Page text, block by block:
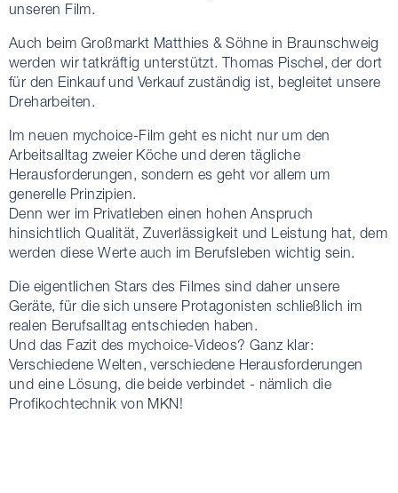
unseren Film.
Auch beim Großmarkt Matthies & Söhne in Braunschweig
werden wir tatkräftig unterstützt. Thomas Pischel, der dort
für den Einkauf und Verkauf zuständig ist, begleitet unsere
Dreharbeiten.
Im neuen mychoice-Film geht es nicht nur um den
Arbeitsalltag zweier Köche und deren tägliche
Herausforderungen, sondern es geht vor allem um
generelle Prinzipien.
Denn wer im Privatleben einen hohen Anspruch
hinsichtlich Qualität, Zuverlässigkeit und Leistung hat, dem
werden diese Werte auch im Berufsleben wichtig sein.
Die eigentlichen Stars des Filmes sind daher unsere
Geräte, für die sich unsere Protagonisten schließlich im
realen Berufsalltag entschieden haben.
Und das Fazit des mychoice-Videos? Ganz klar:
Verschiedene Welten, verschiedene Herausforderungen
und eine Lösung, die beide verbindet - nämlich die
Profikochtechnik von MKN!